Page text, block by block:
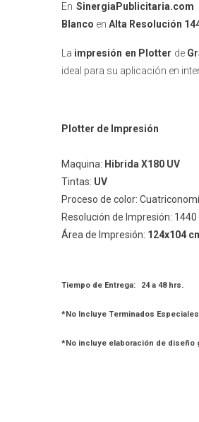
EnSinergiaPublicitaria.com
Blanco en Alta Resolución
La impresión en Plotter de
ideal para su aplicación en
Plotter de Impresión
Maquina: Hibrida X180 UV
Tintas: UV
Proceso de color:
Resolución de Impresión: 1440
Área de Impresión: 124x104
Tiempo de Entrega: 24 a 48 hrs.
*No Incluye Terminados
*No incluye elaboración de diseño